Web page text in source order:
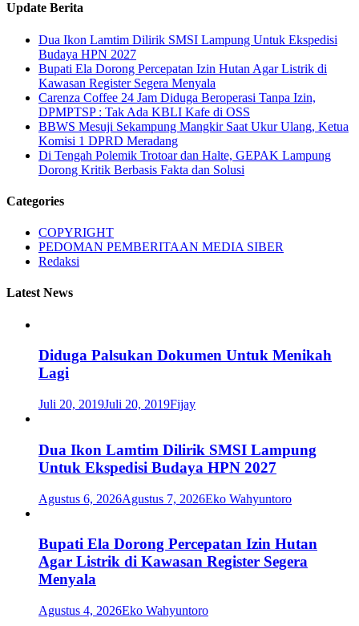
Update Berita
Dua Ikon Lamtim Dilirik SMSI Lampung Untuk Ekspedisi
Budaya HPN 2027
Bupati Ela Dorong Percepatan Izin Hutan Agar Listrik di
Kawasan Register Segera Menyala
Carenza Coffee 24 Jam Diduga Beroperasi Tanpa Izin,
DPMPTSP : Tak Ada KBLI Kafe di OSS
BBWS Mesuji Sekampung Mangkir Saat Ukur Ulang, Ketua
Komisi 1 DPRD Meradang
Di Tengah Polemik Trotoar dan Halte, GEPAK Lampung
Dorong Kritik Berbasis Fakta dan Solusi
Categories
COPYRIGHT
PEDOMAN PEMBERITAAN MEDIA SIBER
Redaksi
Latest News
Diduga Palsukan Dokumen Untuk Menikah
Lagi
Juli 20, 2019Juli 20, 2019Fijay
Dua Ikon Lamtim Dilirik SMSI Lampung
Untuk Ekspedisi Budaya HPN 2027
Agustus 6, 2026Agustus 7, 2026Eko Wahyuntoro
Bupati Ela Dorong Percepatan Izin Hutan
Agar Listrik di Kawasan Register Segera
Menyala
Agustus 4, 2026Eko Wahyuntoro